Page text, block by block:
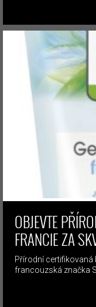
OBJEVTE
FRANCIE ZA
Přírodní certifikovaná
francouzská značka